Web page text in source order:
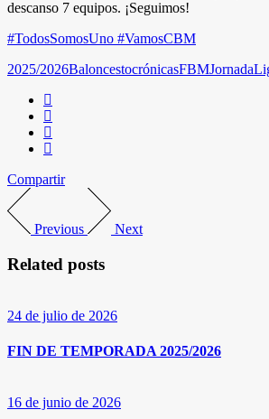
descanso 7 equipos. ¡Seguimos!
#TodosSomosUno #VamosCBM
2025/2026BaloncestocrónicasFBMJornada
Compartir
Previous Next
Related posts
24 de julio de 2026
FIN DE TEMPORADA 2025/2026
16 de junio de 2026